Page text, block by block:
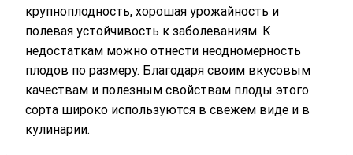
крупноплодность, хорошая урожайность и
полевая устойчивость к заболеваниям. К
недостаткам можно отнести неодномерность
плодов по размеру. Благодаря своим вкусовым
качествам и полезным свойствам плоды этого
сорта широко используются в свежем виде и в
кулинарии.